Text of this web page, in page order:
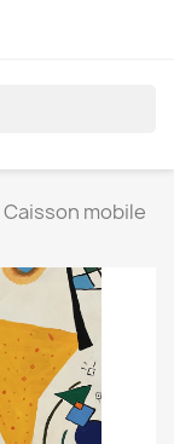
Caisson mobile